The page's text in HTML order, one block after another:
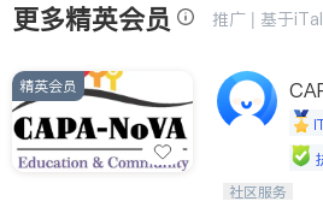
建筑装修
养老
Diamond Bar & Covina
Rowland Heights &
eights
Los Angeles County -
ties
更多精英会员 推广 | 基于
精英会员
长
连接家长与
社区服务